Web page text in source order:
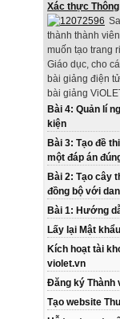
Xác thực
thành thành
muốn tạo trang
Giáo dục, cho
bài giảng điện
bài giảng
Bài 4: Quản lí
kiện
Bài 3: Tạo đề
một đáp án
Bài 2: Tạo cây
đồng bộ với
Bài 1: Hướng
Lấy lại Mật
Kích hoạt tài
violet.vn
Đăng ký Thành
Tạo website